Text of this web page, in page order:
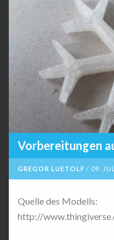
Vorbereitungen
GREGOR LUETOLF / 09.
Quelle des Modells:
http://